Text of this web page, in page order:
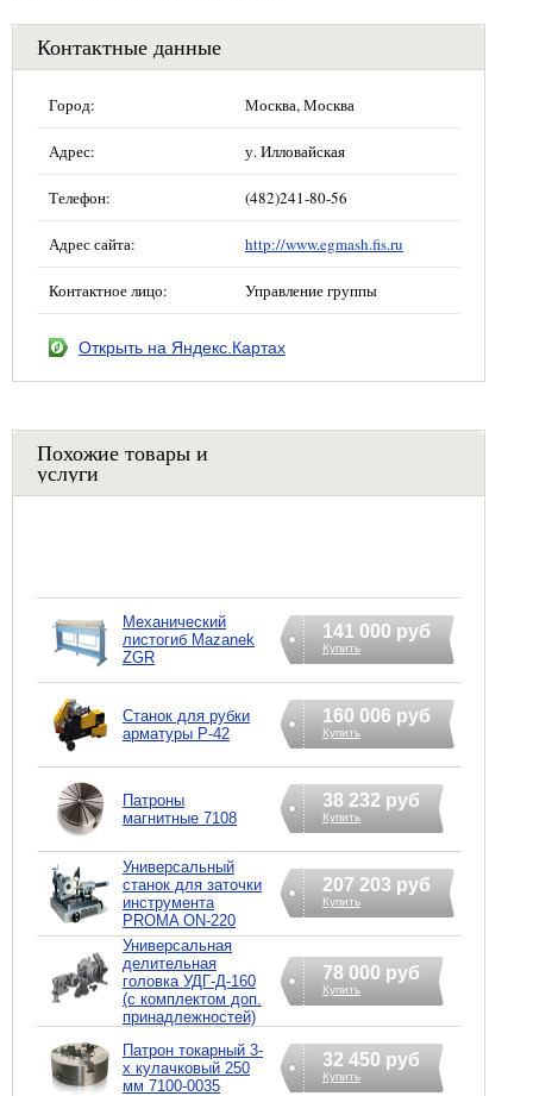
Контактные данные
Город: Москва, Москва
Адрес: у. Илловайская
Телефон: (482)241-80-56
Адрес сайта: http://www.egmash.fis.ru
Контактное лицо: Управление группы
Открыть на Яндекс.Картах
Похожие товары и
услуги
Механический
листогиб Mazanek
ZGR
141 000 руб
Купить
Станок для рубки
арматуры Р-42
160 006 руб
Купить
Патроны
магнитные 7108
38 232 руб
Купить
Универсальный
станок для заточки
инструмента
PROMA ON-220
207 203 руб
Купить
Универсальная
делительная
головка УДГ-Д-160
(с комплектом доп.
принадлежностей)
78 000 руб
Купить
Патрон токарный 3-
х кулачковый 250
мм 7100-0035
32 450 руб
Купить